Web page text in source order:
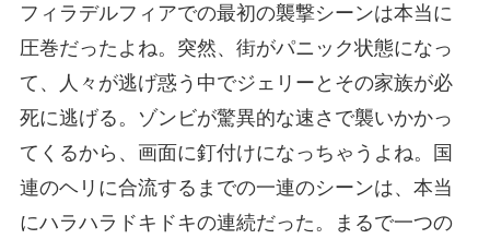
フィラデルフィアでの最初の襲撃シーンは本当に
圧巻だったよね。突然、街がパニック状態になっ
て、人々が逃げ惑う中でジェリーとその家族が必
死に逃げる。ゾンビが驚異的な速さで襲いかかっ
てくるから、画面に釘付けになっちゃうよね。国
連のヘリに合流するまでの一連のシーンは、本当
にハラハラドキドキの連続だった。まるで一つの